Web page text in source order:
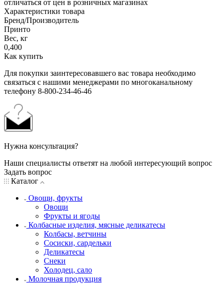
отличаться от цен в розничных магазинах
Характеристики товара
Бренд/Производитель
Принто
Вес, кг
0,400
Как купить
Для покупки заинтересовавшего вас товара необходимо
связаться с нашими менеджерами по многоканальному
телефону 8-800-234-46-46
Нужна консультация?
Наши специалисты ответят на любой интересующий вопрос
Задать вопрос
Каталог
Овощи, фрукты
Овощи
Фрукты и ягоды
Колбасные изделия, мясные деликатесы
Колбасы, ветчины
Сосиски, сардельки
Деликатесы
Снеки
Холодец, сало
Молочная продукция